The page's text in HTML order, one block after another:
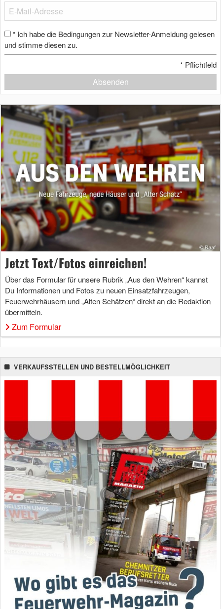
* Ich habe die Bedingungen zur Newsletter-Anmeldung gelesen
und stimme diesen zu.
* Pflichtfeld
Absenden
Jetzt Text/Fotos einreichen!
Über das Formular für unsere Rubrik „Aus den Wehren“ kannst
Du Informationen und Fotos zu neuen Einsatzfahrzeugen,
Feuerwehrhäusern und „Alten Schätzen“ direkt an die Redaktion
übermitteln.
Zum Formular
VERKAUFSSTELLEN UND BESTELLMÖGLICHKEIT